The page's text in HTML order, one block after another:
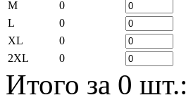
M
0
L
0
XL
0
2XL
0
Итого за 0 шт.: